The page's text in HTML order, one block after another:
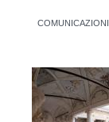
COMUNICAZIONI